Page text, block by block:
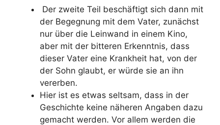
Der zweite Teil beschäftigt sich dann mit
der Begegnung mit dem Vater, zunächst
nur über die Leinwand in einem Kino,
aber mit der bitteren Erkenntnis, dass
dieser Vater eine Krankheit hat, von der
der Sohn glaubt, er würde sie an ihn
vererben.
Hier ist es etwas seltsam, dass in der
Geschichte keine näheren Angaben dazu
gemacht werden. Vor allem werden die